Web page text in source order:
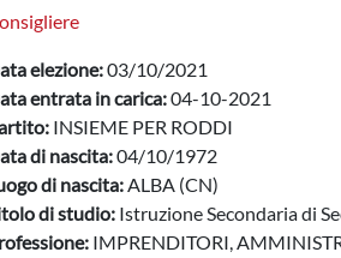
elezione:03/10/2021
entrata in carica:04-10-2021
INSIEME PER RODDI
di nascita:04/10/1972
di nascita:ALBA (CN)
di studio: Istruzione Secondaria di
IMPRENDITORI,